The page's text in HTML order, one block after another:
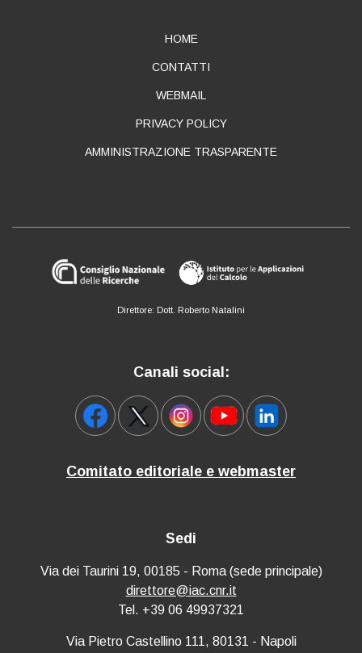
HOME
CONTATTI
WEBMAIL
PRIVACY POLICY
AMMINISTRAZIONE TRASPARENTE
Direttore: Dott. Roberto Natalini
Canali social:
Comitato editoriale e webmaster
Sedi
Via dei Taurini 19, 00185 - Roma (sede principale)
direttore@iac.cnr.it
Tel. +39 06 49937321
Via Pietro Castellino 111, 80131 - Napoli